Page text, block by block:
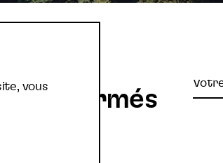
informés
Votre
vous